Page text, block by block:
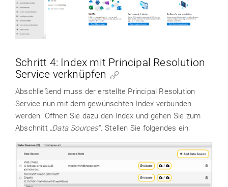
Schritt 4: Index mit Principal Resolution
Service verknüpfen
Abschließend muss der erstellte Principal Resolution
Service nun mit dem gewünschten Index verbunden
werden. Öffnen Sie dazu den Index und gehen Sie zum
Abschnitt „Data Sources“. Stellen Sie folgendes ein: